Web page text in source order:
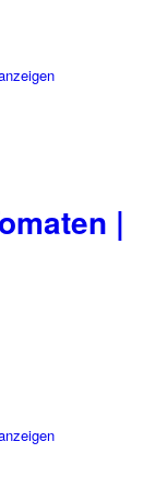
|